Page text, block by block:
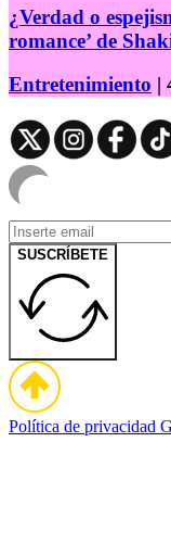
¿Verdad o
romance’ de
Entretenimiento |
SUSCRÍBETE
Política de privacidad